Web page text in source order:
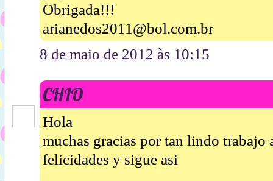
Obrigada!!!
arianedos2011@bol.com.br
8 de maio de 2012 às 10:15
CHIO
Hola
muchas gracias por tan lindo trabajo
felicidades y sigue asi